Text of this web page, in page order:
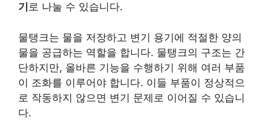
기 로 나눌 수 있습니다.
물탱크는 물을 저장하고 변기 용기에 적절한 양의
물을 공급하는 역할을 합니다. 물탱크의 구조는 간
단하지만, 올바른 기능을 수행하기 위해 여러 부품
이 조화를 이루어야 합니다. 이들 부품이 정상적으
로 작동하지 않으면 변기 문제로 이어질 수 있습니
다.